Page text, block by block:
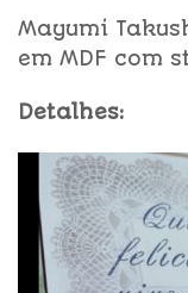
Mayumi
em MDF com
Detalhes: